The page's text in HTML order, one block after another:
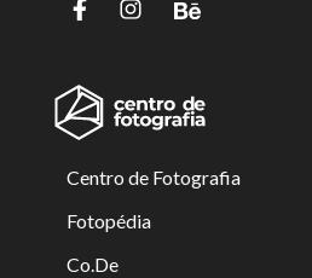
Centro de Fotografia
Fotopédia
Co.De